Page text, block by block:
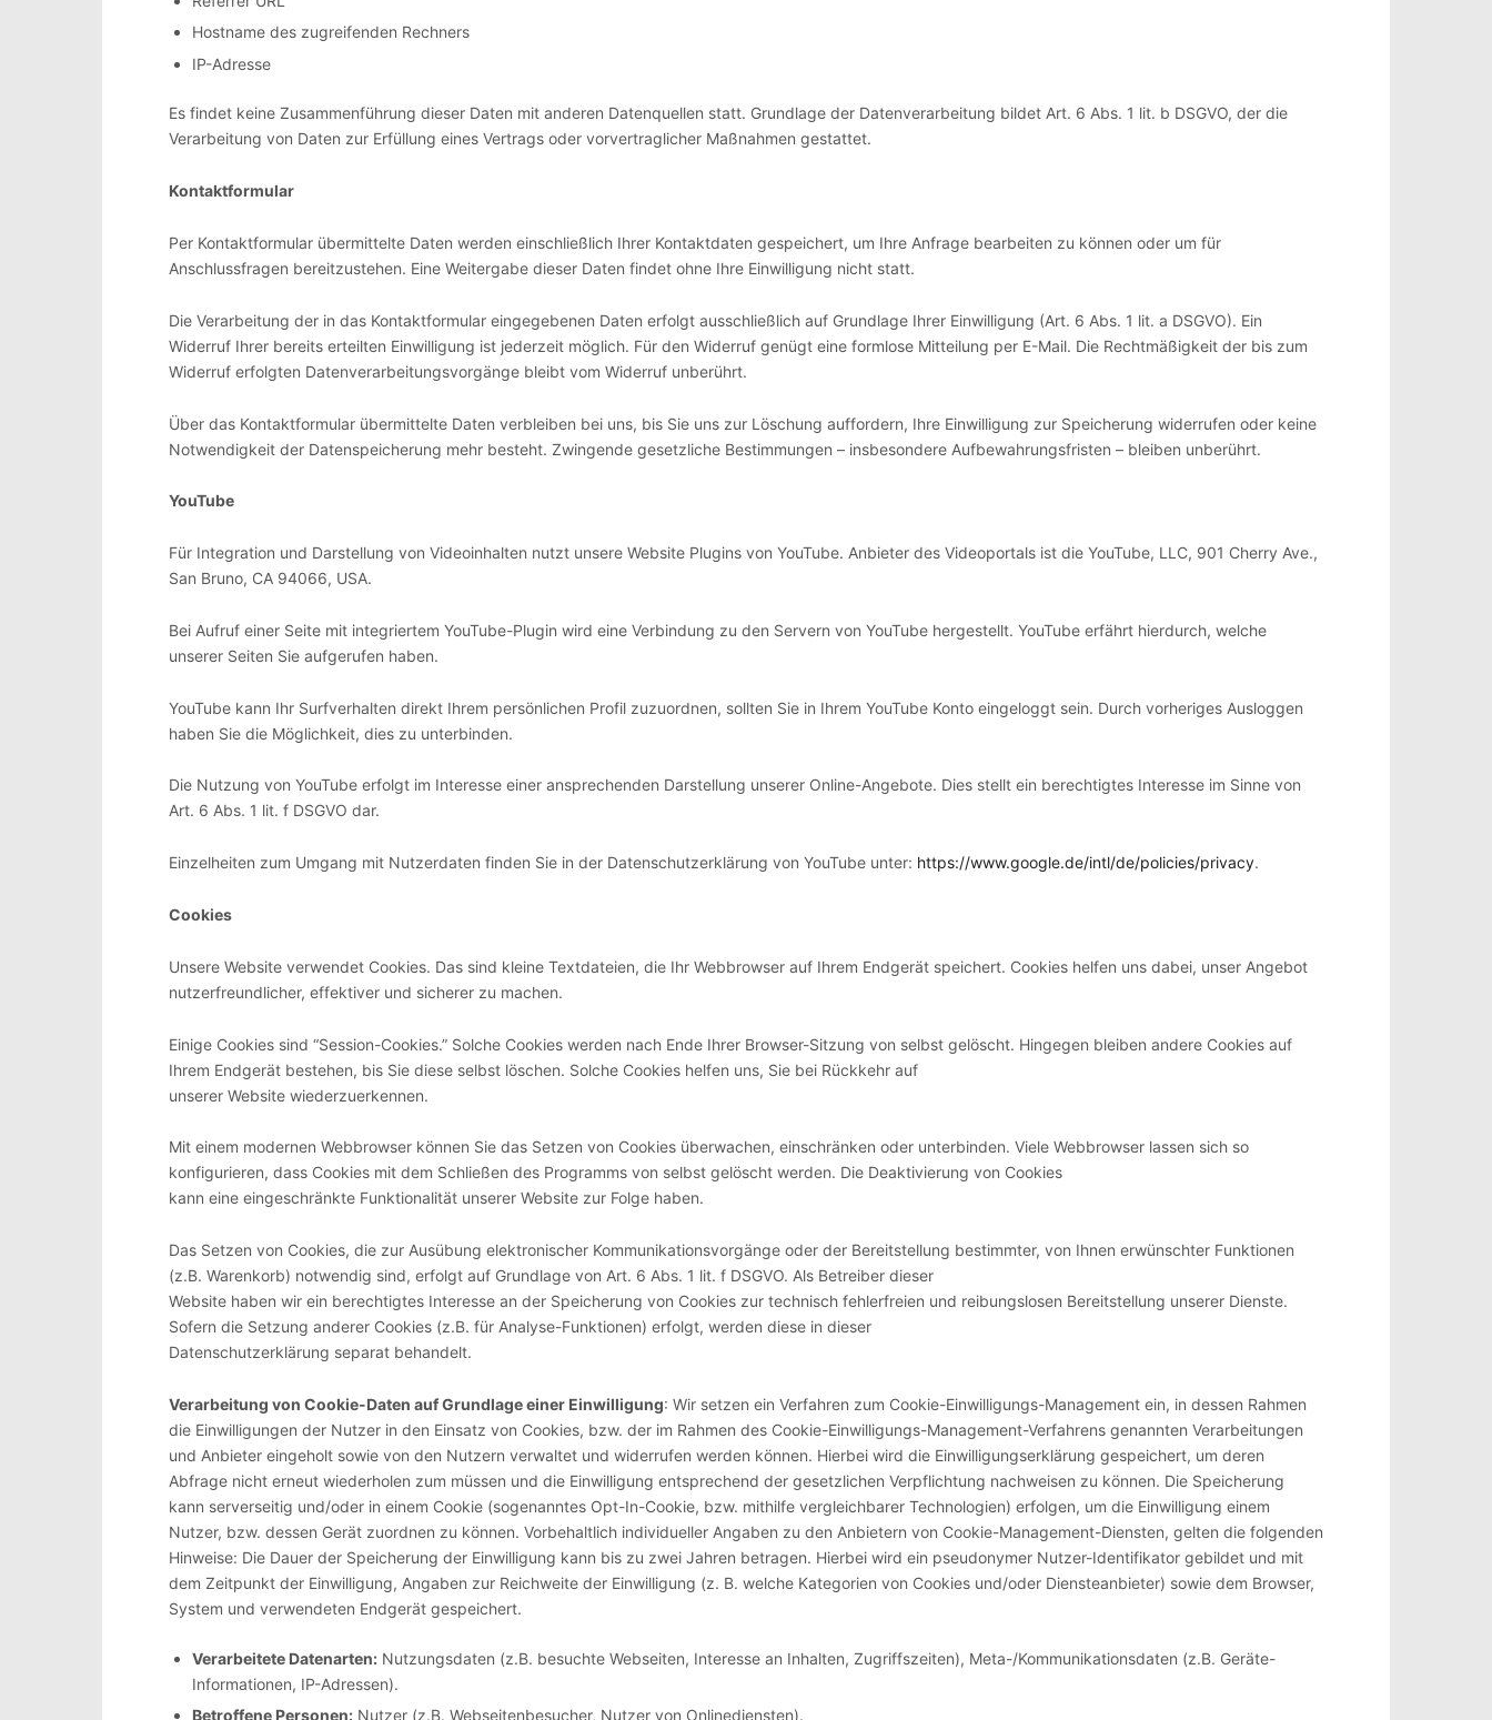
Hostname des zugreifenden Rechners
IP-Adresse
Es findet keine Zusammenführung dieser Daten mit anderen Datenquellen statt. Grundlage der Datenverarbeitung bildet Art. 6 Abs. 1 lit. b DSGVO, der die
Verarbeitung von Daten zur Erfüllung eines Vertrags oder vorvertraglicher Maßnahmen gestattet.
Kontaktformular
Per Kontaktformular übermittelte Daten werden einschließlich Ihrer Kontaktdaten gespeichert, um Ihre Anfrage bearbeiten zu können oder um für
Anschlussfragen bereitzustehen. Eine Weitergabe dieser Daten findet ohne Ihre Einwilligung nicht statt.
Die Verarbeitung der in das Kontaktformular eingegebenen Daten erfolgt ausschließlich auf Grundlage Ihrer Einwilligung (Art. 6 Abs. 1 lit. a DSGVO). Ein
Widerruf Ihrer bereits erteilten Einwilligung ist jederzeit möglich. Für den Widerruf genügt eine formlose Mitteilung per E-Mail. Die Rechtmäßigkeit der bis zum
Widerruf erfolgten Datenverarbeitungsvorgänge bleibt vom Widerruf unberührt.
Über das Kontaktformular übermittelte Daten verbleiben bei uns, bis Sie uns zur Löschung auffordern, Ihre Einwilligung zur Speicherung widerrufen oder keine
Notwendigkeit der Datenspeicherung mehr besteht. Zwingende gesetzliche Bestimmungen – insbesondere Aufbewahrungsfristen – bleiben unberührt.
YouTube
Für Integration und Darstellung von Videoinhalten nutzt unsere Website Plugins von YouTube. Anbieter des Videoportals ist die YouTube, LLC, 901 Cherry Ave.,
San Bruno, CA 94066, USA.
Bei Aufruf einer Seite mit integriertem YouTube-Plugin wird eine Verbindung zu den Servern von YouTube hergestellt. YouTube erfährt hierdurch, welche
unserer Seiten Sie aufgerufen haben.
YouTube kann Ihr Surfverhalten direkt Ihrem persönlichen Profil zuzuordnen, sollten Sie in Ihrem YouTube Konto eingeloggt sein. Durch vorheriges Ausloggen
haben Sie die Möglichkeit, dies zu unterbinden.
Die Nutzung von YouTube erfolgt im Interesse einer ansprechenden Darstellung unserer Online-Angebote. Dies stellt ein berechtigtes Interesse im Sinne von
Art. 6 Abs. 1 lit. f DSGVO dar.
Einzelheiten zum Umgang mit Nutzerdaten finden Sie in der Datenschutzerklärung von YouTube unter: https://www.google.de/intl/de/policies/privacy.
Cookies
Unsere Website verwendet Cookies. Das sind kleine Textdateien, die Ihr Webbrowser auf Ihrem Endgerät speichert. Cookies helfen uns dabei, unser Angebot
nutzerfreundlicher, effektiver und sicherer zu machen.
Einige Cookies sind “Session-Cookies.” Solche Cookies werden nach Ende Ihrer Browser-Sitzung von selbst gelöscht. Hingegen bleiben andere Cookies auf
Ihrem Endgerät bestehen, bis Sie diese selbst löschen. Solche Cookies helfen uns, Sie bei Rückkehr auf
unserer Website wiederzuerkennen.
Mit einem modernen Webbrowser können Sie das Setzen von Cookies überwachen, einschränken oder unterbinden. Viele Webbrowser lassen sich so
konfigurieren, dass Cookies mit dem Schließen des Programms von selbst gelöscht werden. Die Deaktivierung von Cookies
kann eine eingeschränkte Funktionalität unserer Website zur Folge haben.
Das Setzen von Cookies, die zur Ausübung elektronischer Kommunikationsvorgänge oder der Bereitstellung bestimmter, von Ihnen erwünschter Funktionen
(z.B. Warenkorb) notwendig sind, erfolgt auf Grundlage von Art. 6 Abs. 1 lit. f DSGVO. Als Betreiber dieser
Website haben wir ein berechtigtes Interesse an der Speicherung von Cookies zur technisch fehlerfreien und reibungslosen Bereitstellung unserer Dienste.
Sofern die Setzung anderer Cookies (z.B. für Analyse-Funktionen) erfolgt, werden diese in dieser
Datenschutzerklärung separat behandelt.
Verarbeitung von Cookie-Daten auf Grundlage einer Einwilligung: Wir setzen ein Verfahren zum Cookie-Einwilligungs-Management ein, in dessen Rahmen
die Einwilligungen der Nutzer in den Einsatz von Cookies, bzw. der im Rahmen des Cookie-Einwilligungs-Management-Verfahrens genannten Verarbeitungen
und Anbieter eingeholt sowie von den Nutzern verwaltet und widerrufen werden können. Hierbei wird die Einwilligungserklärung gespeichert, um deren
Abfrage nicht erneut wiederholen zum müssen und die Einwilligung entsprechend der gesetzlichen Verpflichtung nachweisen zu können. Die Speicherung
kann serverseitig und/oder in einem Cookie (sogenanntes Opt-In-Cookie, bzw. mithilfe vergleichbarer Technologien) erfolgen, um die Einwilligung einem
Nutzer, bzw. dessen Gerät zuordnen zu können. Vorbehaltlich individueller Angaben zu den Anbietern von Cookie-Management-Diensten, gelten die folgenden
Hinweise: Die Dauer der Speicherung der Einwilligung kann bis zu zwei Jahren betragen. Hierbei wird ein pseudonymer Nutzer-Identifikator gebildet und mit
dem Zeitpunkt der Einwilligung, Angaben zur Reichweite der Einwilligung (z. B. welche Kategorien von Cookies und/oder Diensteanbieter) sowie dem Browser,
System und verwendeten Endgerät gespeichert.
Verarbeitete Datenarten: Nutzungsdaten (z.B. besuchte Webseiten, Interesse an Inhalten, Zugriffszeiten), Meta-/Kommunikationsdaten (z.B. Geräte-
Informationen, IP-Adressen).
Betroffene Personen: Nutzer (z.B. Webseitenbesucher, Nutzer von Onlinediensten).